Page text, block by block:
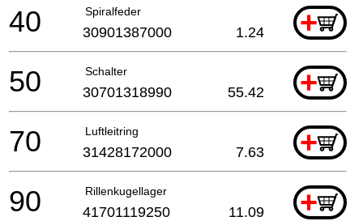
Spiralfeder +
40 30901387000 1.24
Schalter +
50 30701318990 55.42
Luftleitring +
70 31428172000 7.63
Rillenkugellager +
90 41701119250 11.09